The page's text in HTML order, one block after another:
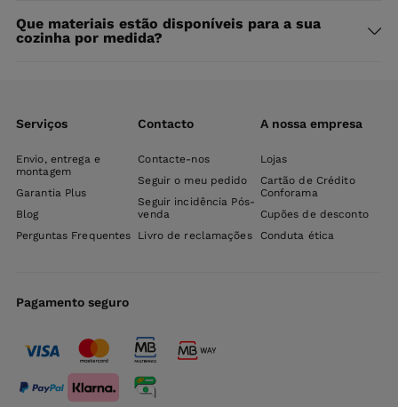
Que materiais estão disponíveis para a sua
cozinha por medida?
Serviços
Envio, entrega e
montagem
Garantia Plus
Blog
Perguntas Frequentes
Contacto
Contacte-nos
Seguir o meu pedido
Seguir incidência Pós-
venda
Livro de reclamações
A nossa empresa
Lojas
Cartão de Crédito
Conforama
Cupões de desconto
Conduta ética
Pagamento seguro